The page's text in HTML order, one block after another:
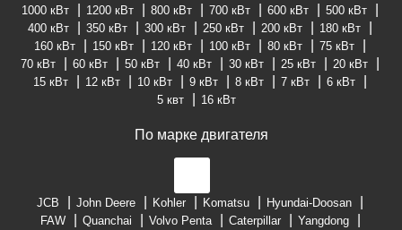
1000 кВт
1200 кВт 800 кВт 700 кВт 600 кВт
500 кВт
400 кВт
350 кВт 300 кВт 250 кВт 200 кВт
180 кВт
160 кВт
150 кВт 120 кВт 100 кВт 80 кВт
75 кВт
70 кВт
60 кВт 50 кВт 40 кВт 30 кВт 25 кВт
20 кВт
15 кВт
12 кВт 10 кВт 9 кВт 8 кВт 7 кВт
6 кВт
5 квт
16 кВт
По марке двигателя
JCB John Deere Kohler Komatsu
Hyundai-Doosan
FAW
Quanchai Volvo Penta Caterpillar
Yangdong